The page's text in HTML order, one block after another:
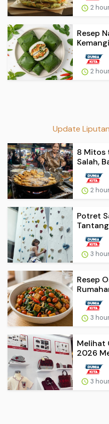
2
Resep
2
Update
8 Mitos
Salah,
2
Potret
3
Resep
3
Melihat
2026
3